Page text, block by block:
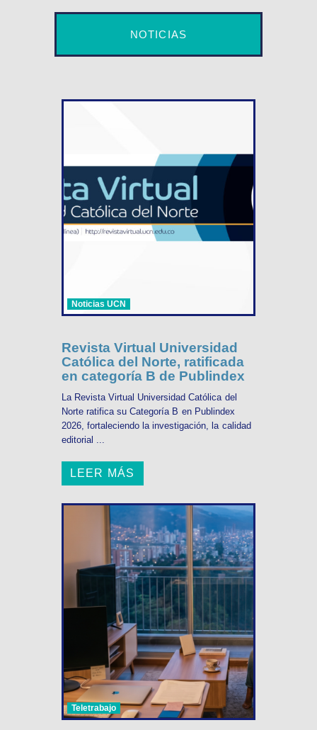
NOTICIAS
Noticias UCN
Revista Virtual Universidad
Católica del Norte, ratificada
en categoría B de Publindex
La Revista Virtual Universidad Católica del
Norte ratifica su Categoría B en Publindex
2026, fortaleciendo la investigación, la calidad
editorial ...
LEER MÁS
Teletrabajo